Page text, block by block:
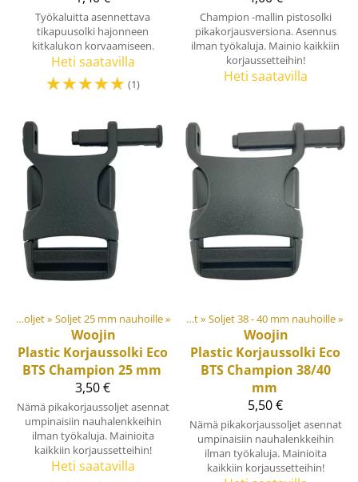
Työkaluitta asennettava
tikapuusolki hajonneen
kitkalukon korvaamiseen.
Heti saatavilla
☆☆☆☆☆ (1)
Champion -mallin pistosolki
pikakorjausversiona. Asennus
ilman työkaluja. Mainio kaikkiin
korjaussetteihin!
Heti saatavilla
Soljet ja säätösoljet‪» Soljet 25 mm nauhoille‪»
Woojin
Plastic Korjaussolki Eco
BTS Champion 25 mm
3,50 €
Nämä pikakorjaussoljet asennat
umpinaisiin nauhalenkkeihin
ilman työkaluja. Mainioita
kaikkiin korjaussetteihin!
Heti saatavilla
ja metalliosat ‪» Soljet ja säätösoljet‪» Soljet 38 - 40 mm nauhoille‪»
Woojin
Plastic Korjaussolki Eco
BTS Champion 38/40
mm
5,50 €
Nämä pikakorjaussoljet asennat
umpinaisiin nauhalenkkeihin
ilman työkaluja. Mainioita
kaikkiin korjaussetteihin!